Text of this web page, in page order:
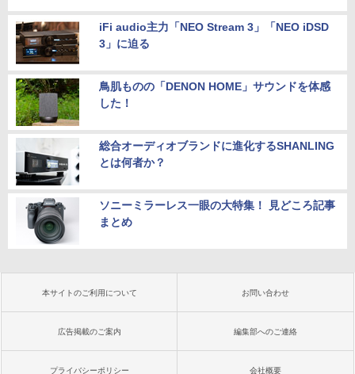
iFi audio主力「NEO Stream 3」「NEO iDSD
3」に迫る
鳥肌ものの「DENON HOME」サウンドを体感
した！
総合オーディオブランドに進化するSHANLING
とは何者か？
ソニーミラーレス一眼の大特集！ 見どころ記事
まとめ
本サイトのご利用について お問い合わせ
広告掲載のご案内 編集部へのご連絡
プライバシーポリシー 会社概要